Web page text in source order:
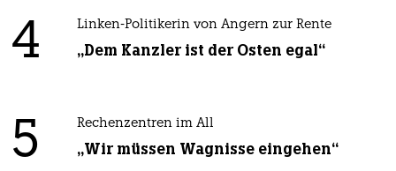
4 Linken-Politikerin von Angern zur Rente
„Dem Kanzler ist der Osten egal“
5 Rechenzentren im All
„Wir müssen Wagnisse eingehen“